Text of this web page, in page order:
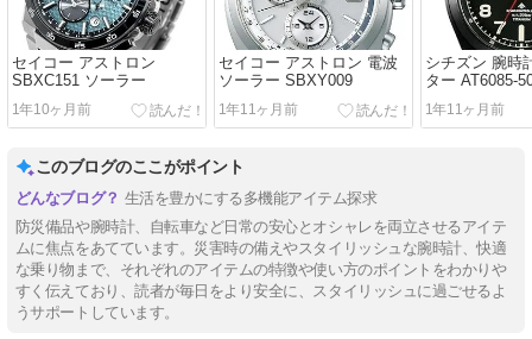
セイコー アストロン
SBXC151 ソーラー
1年10ヶ月前
セイコー アストロン 電波
ソーラー SBXY009
1年11ヶ月前
シチズン 腕時
ター AT6085-
1年11ヶ月前
このブログのここがポイント
生活を豊かにする多機能アイテム探求
防災備品や腕時計、自転車など日常の安心とオシャレを両立させるアイテ
ムに焦点をあてています。災害時の備えやスタイリッシュな腕時計、快適
な乗り物まで、それぞれのアイテムの特徴や使い方のポイントをわかりや
すく伝えており、読者が毎日をより安全に、スタイリッシュに過ごせるよ
うサポートしています。